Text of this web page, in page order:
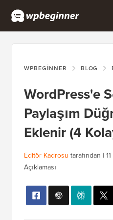
WPBEGINNER BLOG
WordPress'e
Paylaşım
Eklenir (4
Editör Kadrosu tarafından |
Açıklaması